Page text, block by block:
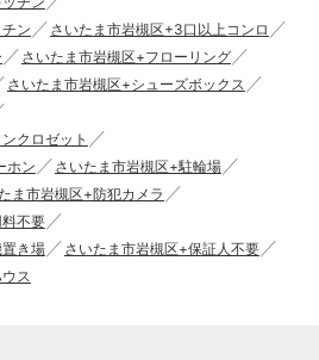
ン
さいたま市岩槻区+3口以上コンロ
さいたま市岩槻区+フローリング
さいたま市岩槻区+シューズボックス
クロゼット
ホン
さいたま市岩槻区+駐輪場
ま市岩槻区+防犯カメラ
不要
き場
さいたま市岩槻区+保証人不要
ス